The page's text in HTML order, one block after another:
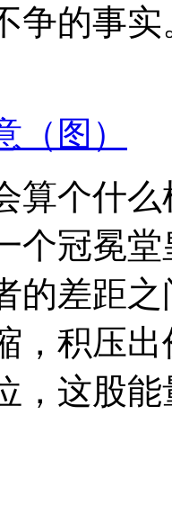
争的事实
（图）
算个什
个冠冕
的差距
，积压
，这股